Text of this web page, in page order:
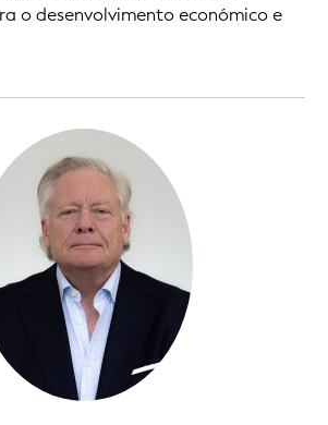
o desenvolvimento económico e